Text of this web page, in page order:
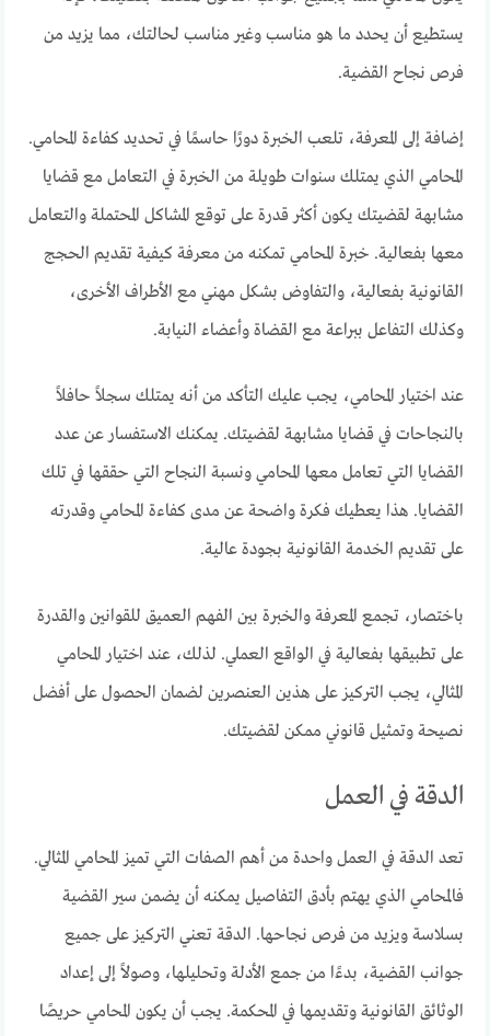
يستطيع أن يحدد ما هو مناسب وغير مناسب لحالتك، مما يزيد من
فرص نجاح القضية.
إضافة إلى المعرفة، تلعب الخبرة دورًا حاسمًا في تحديد كفاءة المحامي.
المحامي الذي يمتلك سنوات طويلة من الخبرة في التعامل مع قضايا
مشابهة لقضيتك يكون أكثر قدرة على توقع المشاكل المحتملة والتعامل
معها بفعالية. خبرة المحامي تمكنه من معرفة كيفية تقديم الحجج
القانونية بفعالية، والتفاوض بشكل مهني مع الأطراف الأخرى،
وكذلك التفاعل ببراعة مع القضاة وأعضاء النيابة.
عند اختيار المحامي، يجب عليك التأكد من أنه يمتلك سجلاً حافلاً
بالنجاحات في قضايا مشابهة لقضيتك. يمكنك الاستفسار عن عدد
القضايا التي تعامل معها المحامي ونسبة النجاح التي حققها في تلك
القضايا. هذا يعطيك فكرة واضحة عن مدى كفاءة المحامي وقدرته
على تقديم الخدمة القانونية بجودة عالية.
باختصار، تجمع المعرفة والخبرة بين الفهم العميق للقوانين والقدرة
على تطبيقها بفعالية في الواقع العملي. لذلك، عند اختيار المحامي
المثالي، يجب التركيز على هذين العنصرين لضمان الحصول على أفضل
نصيحة وتمثيل قانوني ممكن لقضيتك.
الدقة في العمل
تعد الدقة في العمل واحدة من أهم الصفات التي تميز المحامي المثالي.
فالمحامي الذي يهتم بأدق التفاصيل يمكنه أن يضمن سير القضية
بسلاسة ويزيد من فرص نجاحها. الدقة تعني التركيز على جميع
جوانب القضية، بدءًا من جمع الأدلة وتحليلها، وصولاً إلى إعداد
الوثائق القانونية وتقديمها في المحكمة. يجب أن يكون المحامي حريصًا